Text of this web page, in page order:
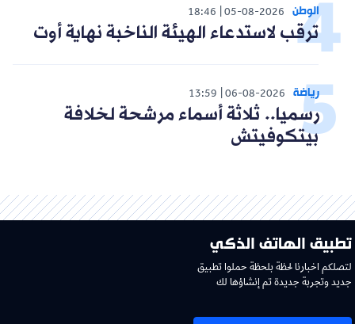
الوطن 05-08-2026
18:46
ترقب لاستدعاء الهيئة الناخبة نهاية أوت
رياضة 06-08-2026
13:59
رسميا.. ثلاثة أسماء مرشحة لخلافة
بيتكوفيتش
تطبيق الهاتف الذكي
لتصلكم اخبارنا لحظة بلحظة حملوا تطبيق
جديد وتجربة جديدة تم إنشاؤها لك